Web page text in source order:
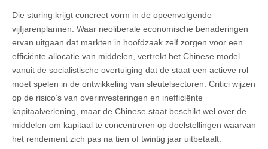
Die sturing krijgt concreet vorm in de opeenvolgende
vijfjarenplannen. Waar neoliberale economische benaderingen
ervan uitgaan dat markten in hoofdzaak zelf zorgen voor een
efficiënte allocatie van middelen, vertrekt het Chinese model
vanuit de socialistische overtuiging dat de staat een actieve rol
moet spelen in de ontwikkeling van sleutelsectoren. Critici wijzen
op de risico’s van overinvesteringen en inefficiënte
kapitaalverlening, maar de Chinese staat beschikt wel over de
middelen om kapitaal te concentreren op doelstellingen waarvan
het rendement zich pas na tien of twintig jaar uitbetaalt.